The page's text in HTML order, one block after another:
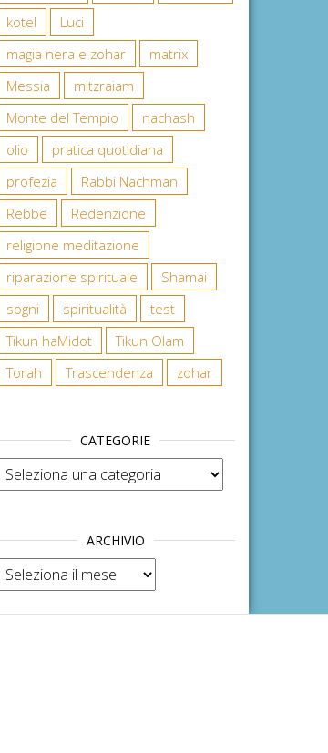
kotel
Luci
magia nera e zohar
matrix
Messia
mitzraiam
Monte del Tempio
nachash
olio
pratica quotidiana
profezia
Rabbi Nachman
Rebbe
Redenzione
religione meditazione
riparazione spirituale
Shamai
sogni
spiritualità
test
Tikun haMidot
Tikun Olam
Torah
Trascendenza zohar
CATEGORIE
Categorie
ARCHIVIO
Archivio